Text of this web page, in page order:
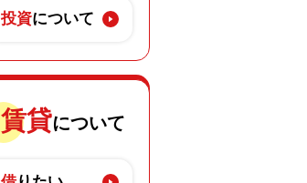
投資について
賃貸について